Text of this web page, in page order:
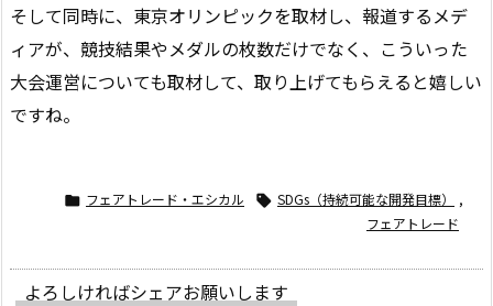
そして同時に、東京オリンピックを取材し、報道するメデ
ィアが、競技結果やメダルの枚数だけでなく、こういった
大会運営についても取材して、取り上げてもらえると嬉しい
ですね。
 フェアトレード・エシカル  SDGs（持続可能な開発目標）
,
フェアトレード
よろしければシェアお願いします